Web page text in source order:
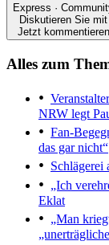
Express ·
Diskutieren Sie mit
Jetzt kommentieren
Alles zum
NRW legt
Fan-
das gar nicht“
Schlägerei
„Ich
Eklat
„Man